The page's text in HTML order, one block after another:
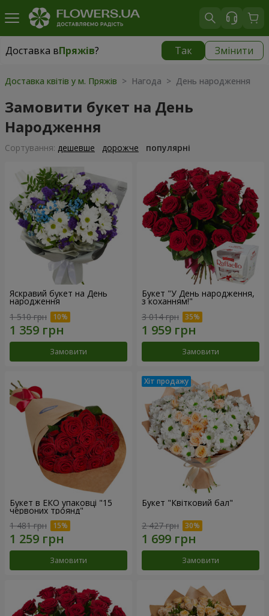
Доставка вПряжів? Так Змінити
Доставка вПряжів|
Доставка квітів у м. Пряжів > Нагода > День народження
Замовити букет на День
Народження
Сортування: дешевше дорожче популярні
Яскравий букет на День
народження
1 510 грн
Замовити
Букет "У День народження,
з коханням!"
3 014 грн
Замовити
Букет в ЕКО упаковці "15
червоних троянд"
1 481 грн
Замовити
Букет "Квітковий бал"
2 427 грн
Замовити